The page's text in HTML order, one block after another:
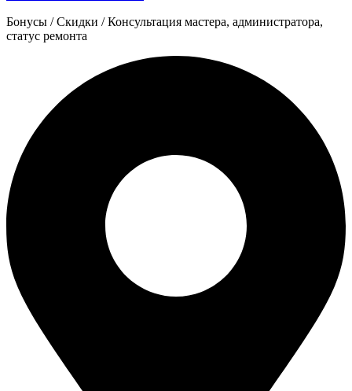
Бонусы / Скидки / Консультация мастера, администратора,
статус ремонта